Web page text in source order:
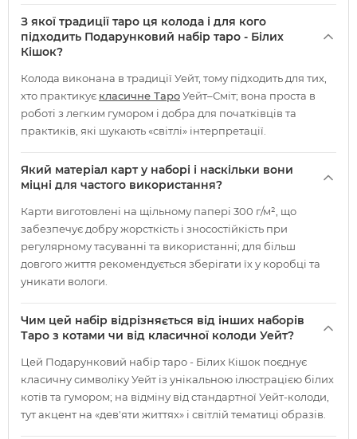
З якої традиції таро ця колода і для кого
підходить Подарунковий набір таро - Білих
Кішок?
Колода виконана в традиції Уейт, тому підходить для тих,
хто практикує класичне ТароУейт–Сміт; вона проста в
роботі з легким гумором і добра для початківців та
практиків, які шукають «світлі» інтерпретації.
Який матеріал карт у наборі і наскільки вони
міцні для частого використання?
Карти виготовлені на щільному папері 300 г/м², що
забезпечує добру жорсткість і зносостійкість при
регулярному тасуванні та використанні; для більш
довгого життя рекомендується зберігати їх у коробці та
уникати вологи.
Чим цей набір відрізняється від інших наборів
Таро з котами чи від класичної колоди Уейт?
Цей Подарунковий набір таро - Білих Кішок поєднує
класичну символіку Уейт із унікальною ілюстрацією білих
котів та гумором; на відміну від стандартної Уейт-колоди,
тут акцент на «дев'яти життях» і світлій тематиці образів.